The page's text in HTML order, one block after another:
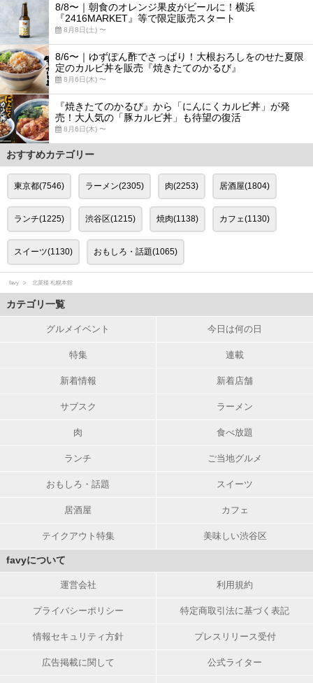
8/8〜｜朝食のオレンジ果皮がビールに！横浜
『2416MARKET』等で限定販売スタート
8月8日(土) 〜
8/6〜｜ゆずぽん酢でさっぱり！大根おろしをのせた夏限
定のカルビ丼を販売『焼きたてのかるび』
8月6日(木) 〜
『焼きたてのかるび』から「にんにくカルビ丼」が発
売！大人気の「豚カルビ丼」も待望の復活
8月6日(木) 〜
おすすめカテゴリー
東京都(7546) ラーメン(2305) 肉(2253) 居酒屋(1804)
ランチ(1225) 渋谷区(1215) 焼肉(1138) カフェ(1130)
スイーツ(1130) おもしろ・話題(1065)
favy 北菓楼 札幌本館
カテゴリ一覧
グルメイベント 今日は何の日
特集 連載
新着情報 新着店舗
サブスク ラーメン
肉 食べ放題
ランチ ご当地グルメ
おもしろ・話題 スイーツ
居酒屋 カフェ
テイクアウト特集 美味しい渋谷区
favyについて
運営会社 利用規約
プライバシーポリシー 特定商取引法に基づく表記
情報セキュリティ方針 プレスリリース受付
広告掲載に関して 公式ライター